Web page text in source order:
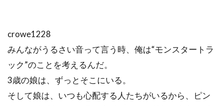
crowe1228
みんながうるさい音って言う時、俺は“モンスタートラ
ック”のことを考えるんだ。
3歳の娘は、ずっとそこにいる。
そして娘は、いつも心配する人たちがいるから、ピン